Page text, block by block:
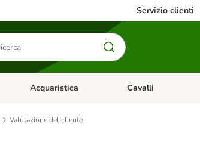
Servizio clienti
Piccoli animali
Apri Menu Categoria: Uccelli
Acquaristica Apri Menu
Cavalli
Valutazione del cliente